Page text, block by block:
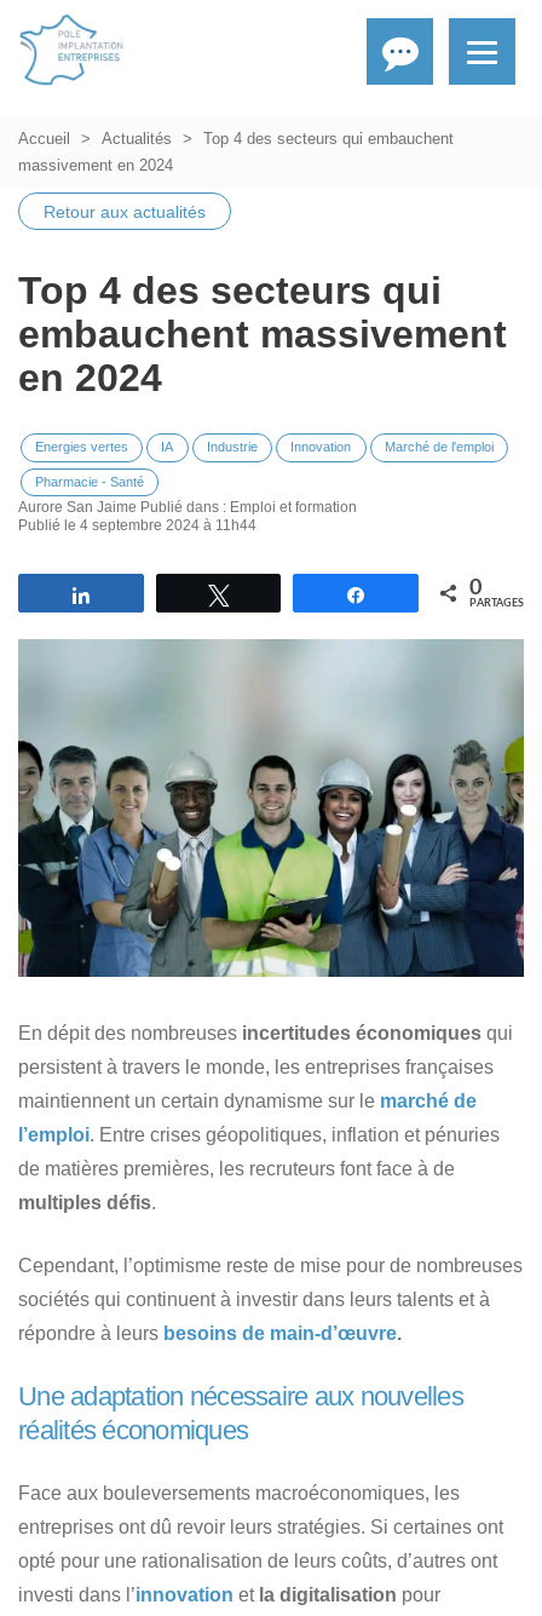
Accueil Actualités
Top 4 des secteurs qui embauchent
massivement en 2024
Retour aux actualités
Top 4 des secteurs qui
embauchent massivement
en 2024
Energies vertes IA Industrie Innovation Marché de l'emploi
Pharmacie - Santé
Aurore San Jaime Publié dans : Emploi et formation
Publié le 4 septembre 2024 à 11h44
Partagez 0
PARTAGES
En dépit des nombreuses incertitudes économiques qui
persistent à travers le monde, les entreprises françaises
maintiennent un certain dynamisme sur le marché de
l’emploi. Entre crises géopolitiques, inflation et pénuries
de matières premières, les recruteurs font face à de
multiples défis.
Cependant, l’optimisme reste de mise pour de nombreuses
sociétés qui continuent à investir dans leurs talents et à
répondre à leurs besoins de main-d’œuvre.
Une adaptation nécessaire aux nouvelles
réalités économiques
Face aux bouleversements macroéconomiques, les
entreprises ont dû revoir leurs stratégies. Si certaines ont
opté pour une rationalisation de leurs coûts, d’autres ont
investi dans l’innovation et la digitalisation pour